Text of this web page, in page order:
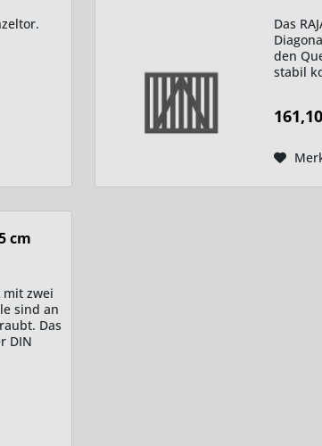
Das
den
stabil
cm
mit zwei
sind an
Das
DIN